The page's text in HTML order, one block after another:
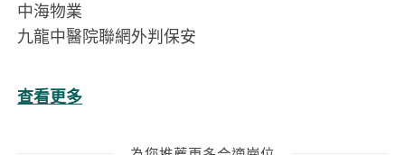
中海物業
九龍中醫院聯網外判保安
啟德醫院保安員
查看更多